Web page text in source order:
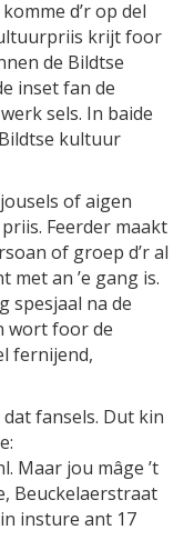
d’r op del
krijt foor
de Bildtse
inset fan de
sels. In baide
kultuur
of aigen
Feerder maakt
of groep d’r al
an ’e gang is.
spesjaal na de
wort foor de
fernijend,
fansels. Dut kin
Maar jou mâge ’t
Beuckelaerstraat
insture ant 17